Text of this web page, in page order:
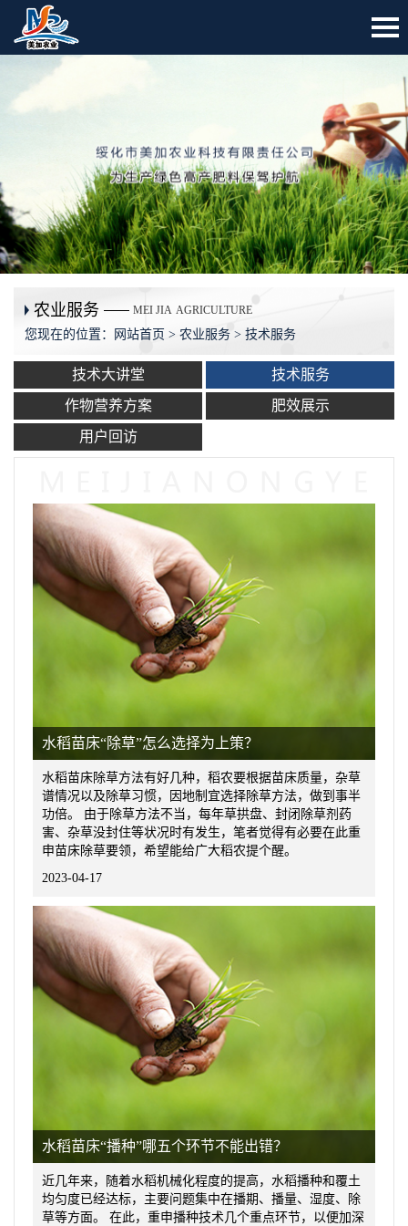
农业服务 MEI JIA AGRICULTURE
您现在的位置： 网站首页 > 农业服务 > 技术服务
技术大讲堂
技术服务
作物营养方案
肥效展示
用户回访
水稻苗床“除草”怎么选择为上策？
水稻苗床除草方法有好几种，稻农要根据苗床质量，杂草
谱情况以及除草习惯，因地制宜选择除草方法，做到事半
功倍。 由于除草方法不当，每年草拱盘、封闭除草剂药
害、杂草没封住等状况时有发生，笔者觉得有必要在此重
申苗床除草要领，希望能给广大稻农提个醒。
2023-04-17
水稻苗床“播种”哪五个环节不能出错？
近几年来，随着水稻机械化程度的提高，水稻播种和覆土
均匀度已经达标，主要问题集中在播期、播量、湿度、除
草等方面。 在此，重申播种技术几个重点环节，以便加深